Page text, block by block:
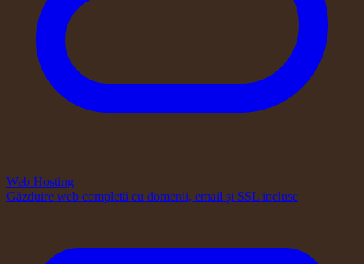
Web Hosting
Găzduire web completă cu domenii, email și SSL incluse